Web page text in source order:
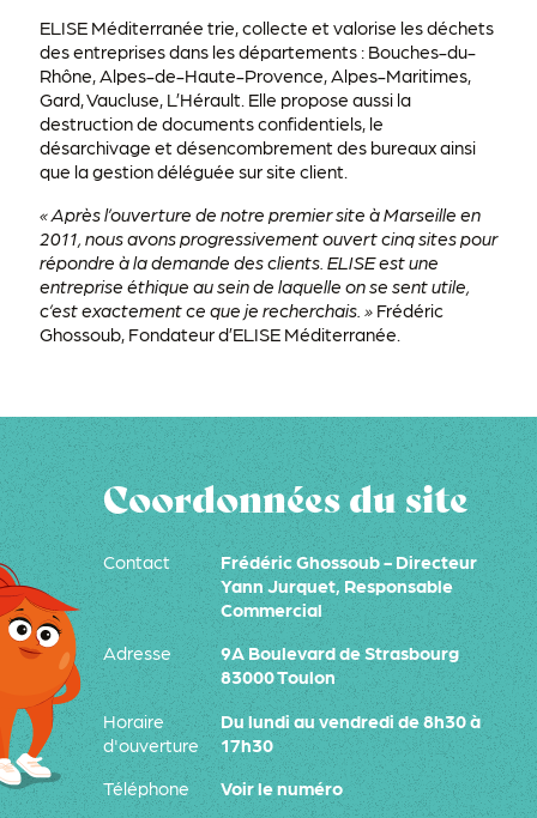
ELISE Méditerranée trie, collecte et valorise les déchets
des entreprises dans les départements : Bouches-du-
Rhône, Alpes-de-Haute-Provence, Alpes-Maritimes,
Gard, Vaucluse, L’Hérault. Elle propose aussi la
destruction de documents confidentiels, le
désarchivage et désencombrement des bureaux ainsi
que la gestion déléguée sur site client.
« Après l’ouverture de notre premier site à Marseille en
2011, nous avons progressivement ouvert cinq sites pour
répondre à la demande des clients. ELISE est une
entreprise éthique au sein de laquelle on se sent utile,
c’est exactement ce que je recherchais. »Frédéric
Ghossoub, Fondateur d’ELISE Méditerranée.
Coordonnées du site
Contact
Frédéric Ghossoub - Directeur
Yann Jurquet, Responsable
Commercial
Adresse
9A Boulevard de Strasbourg
83000 Toulon
Horaire
d'ouverture
Du lundi au vendredi de 8h30 à
17h30
Téléphone
Voir le numéro